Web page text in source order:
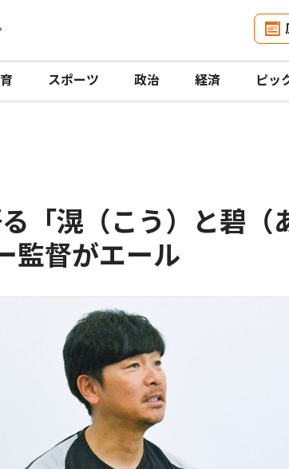
スポーツ 政治 経済 ピッ
「滉（こう）と碧（
監督がエール